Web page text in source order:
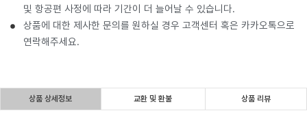
및 항공편 사정에 따라 기간이 더 늘어날 수 있습니다.
상품에 대한 제사한 문의를 원하실 경우 고객센터 혹은 카카오톡으로
연락해주세요.
상품 상세정보 교환 및 환불 상품 리뷰